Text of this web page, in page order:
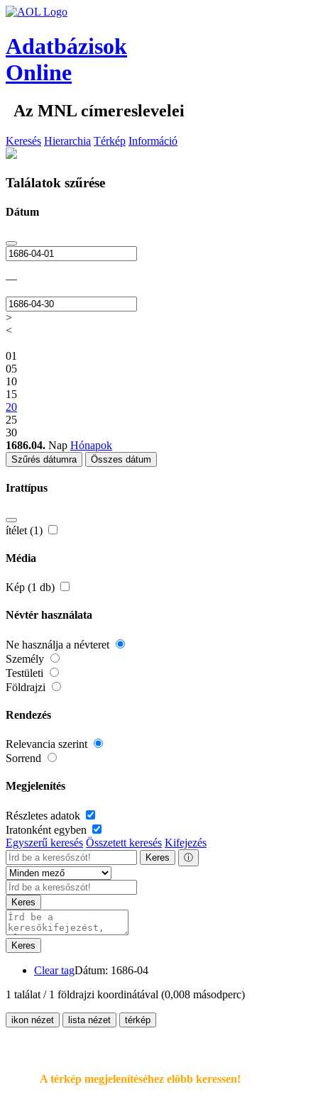
Adatbázisok
Online
Az MNL címereslevelei
Keresés Hierarchia Térkép Információ
Találatok szűrése
Dátum
—
>
<
01
05
10
15
20
25
30
1686.04. Nap Hónapok
Szűrés dátumra Összes dátum
Irattípus
ítélet (1)
Média
Kép (1 db)
Névtér használata
Ne használja a névteret
Személy
Testületi
Földrajzi
Rendezés
Relevancia szerint
Sorrend
Megjelenítés
Részletes adatok
Iratonként egyben
Egyszerű keresés Összetett keresés Kifejezés
Keres ⓘ
Keres
Keres
Clear tagDátum: 1686-04
1 találat / 1 földrajzi koordinátával (0,008 másodperc)
ikon nézet lista nézet térkép
A térkép megjelenítéséhez elöbb keressen!